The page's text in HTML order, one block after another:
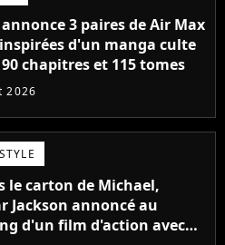
3 paires de Air Max
d'un manga culte
chapitres et 115 tomes
2026
le carton de Michael,
Jackson annoncé au
d'un film d'action avec